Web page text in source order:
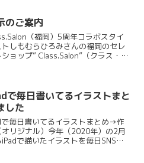
えず今は普通の仕...
のご案内
（福岡）5周年コラボスタイ
トしもむらひろみさんの福岡のセレ
ショップ” Class.Salon”（クラス・サ
で毎日書いてるイラストまと
した
で毎日書いてるイラストまとめ→作
オリジナル）今年（2020年）の2月
iPadで描いたイラストを毎日SNSに